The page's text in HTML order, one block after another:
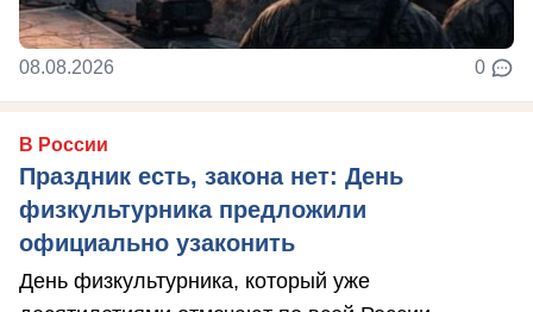
08.08.2026 0
В России
Праздник есть, закона нет: День
физкультурника предложили
официально узаконить
День физкультурника, который уже